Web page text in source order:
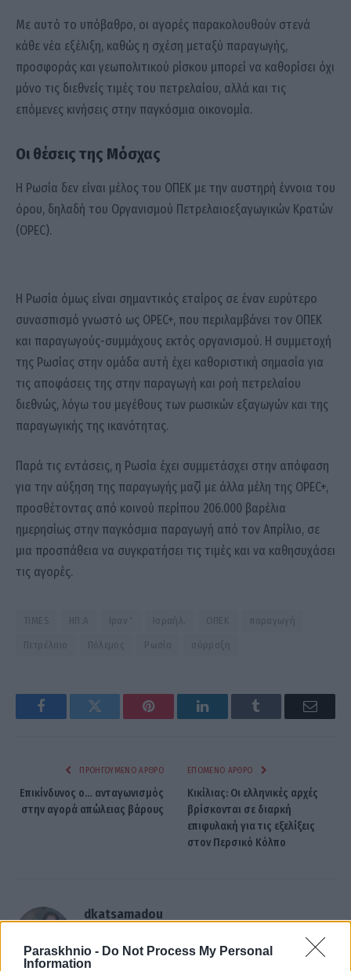
Paraskhnio - Do Not Process My Personal
Information
Με αυτό το υπόβαθρο, οι αγορές παρακολουθούν στενά
κάθε νέα εξέλιξη, καθώς η σχέση μεταξύ παραγωγής,
προσφοράς και γεωπολιτικού ρίσκου μπορεί να καθορίσει όχι
μόνο τις διεθνείς τιμές του πετρελαίου, αλλά και τις
επόμενες κινήσεις στην παγκόσμια οικονομία.
Οι θέσεις της Μόσχας
Η Ρωσία δεν είναι μέλος του ΟΠΕΚ με την αυστηρή έννοια του
όρου, δηλαδή του Οργανισμού Πετρελαιοεξαγωγικών Κρατών
(OPEC).
Η Ρωσία όμως είναι σημαντικός εταίρος σε έναν ευρύτερο
συνασπισμό γνωστό ως OPEC+, που περιλαμβάνει τον ΟΠΕΚ
και παραγωγούς-συμμάχους εκτός οργανισμού. Η συμμετοχή
της Ρωσίας στην ομάδα αυτή έχει καθοριστική σημασία για
τις αποφάσεις της στην παραγωγή και ροή πετρελαίου
διεθνώς, λόγω του μεγέθους των ρωσικών εξαγωγών και της
παραγωγικής της ικανότητας.
Παρά τις εντάσεις, η Ρωσία έχει συμμετάσχει στην απόφαση
για την αύξηση της παραγωγής μαζί με άλλα μέλη της OPEC+,
προσθέτοντας από κοινού περίπου 206.000 βαρέλια
ημερησίως στην παγκόσμια παραγωγή από τον Απρίλιο, σε
μια προσπάθεια να συγκρατήσει τις τιμές και να καθησυχάσει
τις αγορές.
TIMES ΗΠ:Α Ιραν ' Ισραήλ. ΟΠΕΚ παραγωγή
Πετρέλαιο Πόλεμος Ρωσία σύρραξη
FacebookTwitter Pinterest LinkedInTumblr Email
ΠΡΟΗΓΟΎΜΕΝΟ ΆΡΘΡΟ
Επικίνδυνος ο… ανταγωνισμός
στην αγορά απώλειας βάρους
ΕΠΌΜΕΝΟ ΆΡΘΡΟ
Κικίλιας: Oι ελληνικές αρχές
βρίσκονται σε διαρκή
επιφυλακή για τις εξελίξεις
στον Περσικό Κόλπο
dkatsamadou